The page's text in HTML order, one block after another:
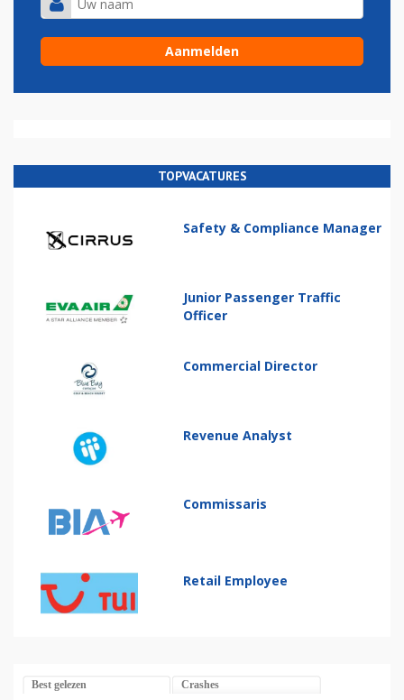
TOPVACATURES
Safety & Compliance Manager
Junior Passenger Traffic
Officer
Commercial Director
Revenue Analyst
Commissaris
Retail Employee
Best gelezen Crashes